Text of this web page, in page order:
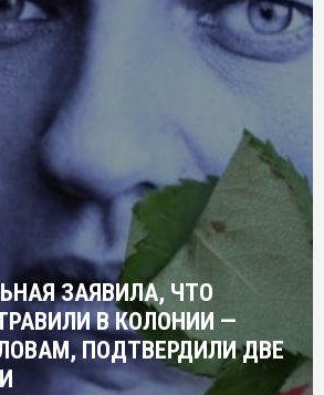
ЗАЯВИЛА, ЧТО
В КОЛОНИИ —
ПОДТВЕРДИЛИ ДВЕ